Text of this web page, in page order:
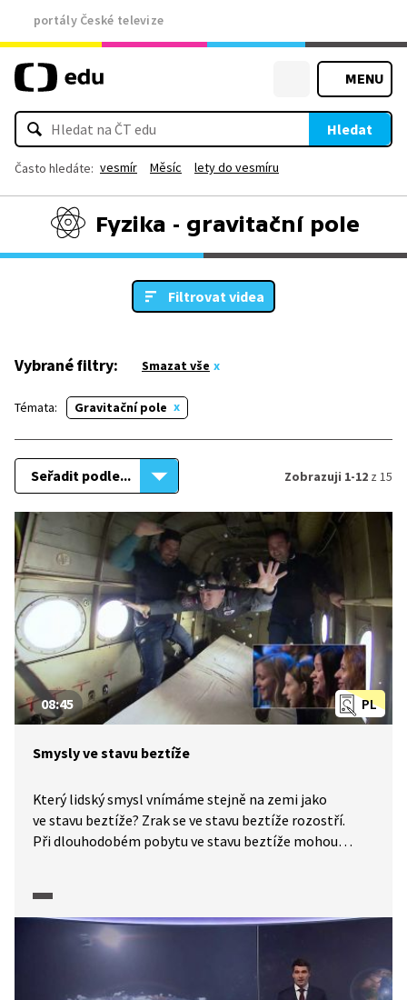
portály České televize
MENU
Hledat
Často hledáte: vesmír Měsíc lety do vesmíru
Fyzika - gravitační pole
Filtrovat videa
Vybrané filtry: Smazat vše
Témata: Gravitační pole
Seřadit podle... Zobrazuji 1-12 z 15
PL
08:45
Smysly ve stavu beztíže
Který lidský smysl vnímáme stejně na zemi jako
ve stavu beztíže? Zrak se ve stavu beztíže rozostří.
Při dlouhodobém pobytu ve stavu beztíže mohou
stav beztíže, nám v pořadu Tajemství těla ukáží herci
Petr Vacek a Martin Dejdar.